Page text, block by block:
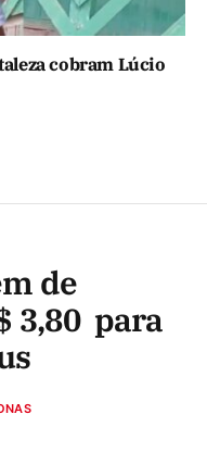
cobram Lúcio
de
3,80 para